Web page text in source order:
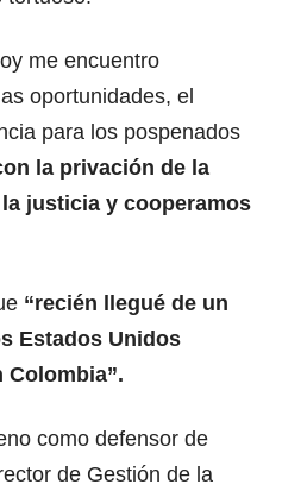
me encuentro
oportunidades, el
para los pospenados
la privación de la
justicia y cooperamos
“recién llegué de un
Estados Unidos
Colombia”.
como defensor de
de Gestión de la